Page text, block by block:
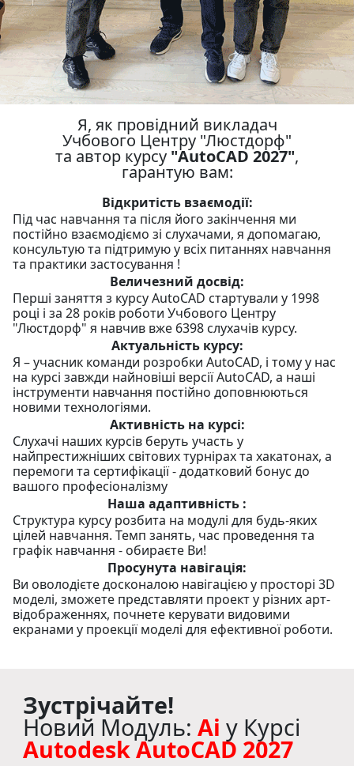
Я, як провідний викладач
Учбового Центру "Люстдорф"
та автор курсу "AutoCAD 2027",
гарантую вам:
Відкритість взаємодії:
Під час навчання та після його закінчення ми
постійно взаємодіємо зі слухачами, я допомагаю,
консультую та підтримую у всіх питаннях навчання
та практики застосування !
Величезний досвід:
Перші заняття з курсу AutoCAD стартували у 1998
році і за 28 років роботи Учбового Центру
"Люстдорф" я навчив вже 6398 слухачів курсу.
Актуальність курсу:
Я – учасник команди розробки AutoCAD, і тому у нас
на курсі завжди найновіші версії AutoCAD, а наші
інструменти навчання постійно доповнюються
новими технологіями.
Активність на курсі:
Слухачі наших курсів беруть участь у
найпрестижніших світових турнірах та хакатонах, а
перемоги та сертифікації - додатковий бонус до
вашого професіоналізму
Наша адаптивність :
Структура курсу розбита на модулі для будь-яких
цілей навчання. Темп занять, час проведення та
графік навчання - обираєте Ви!
Просунута навігація:
Ви оволодієте досконалою навігацією у просторі 3D
моделі, зможете представляти проект у різних арт-
відображеннях, почнете керувати видовими
екранами у проекції моделі для ефективної роботи.
Зустрічайте!
Новий Модуль: Ai у Курсі
Autodesk AutoCAD 2027